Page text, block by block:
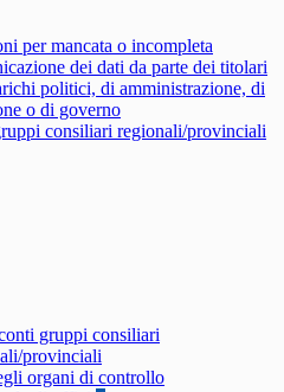
per mancata o incompleta
dei dati da parte dei titolari
politici, di amministrazione, di
o di governo
consiliari regionali/provinciali
gruppi consiliari
provinciali
organi di controllo